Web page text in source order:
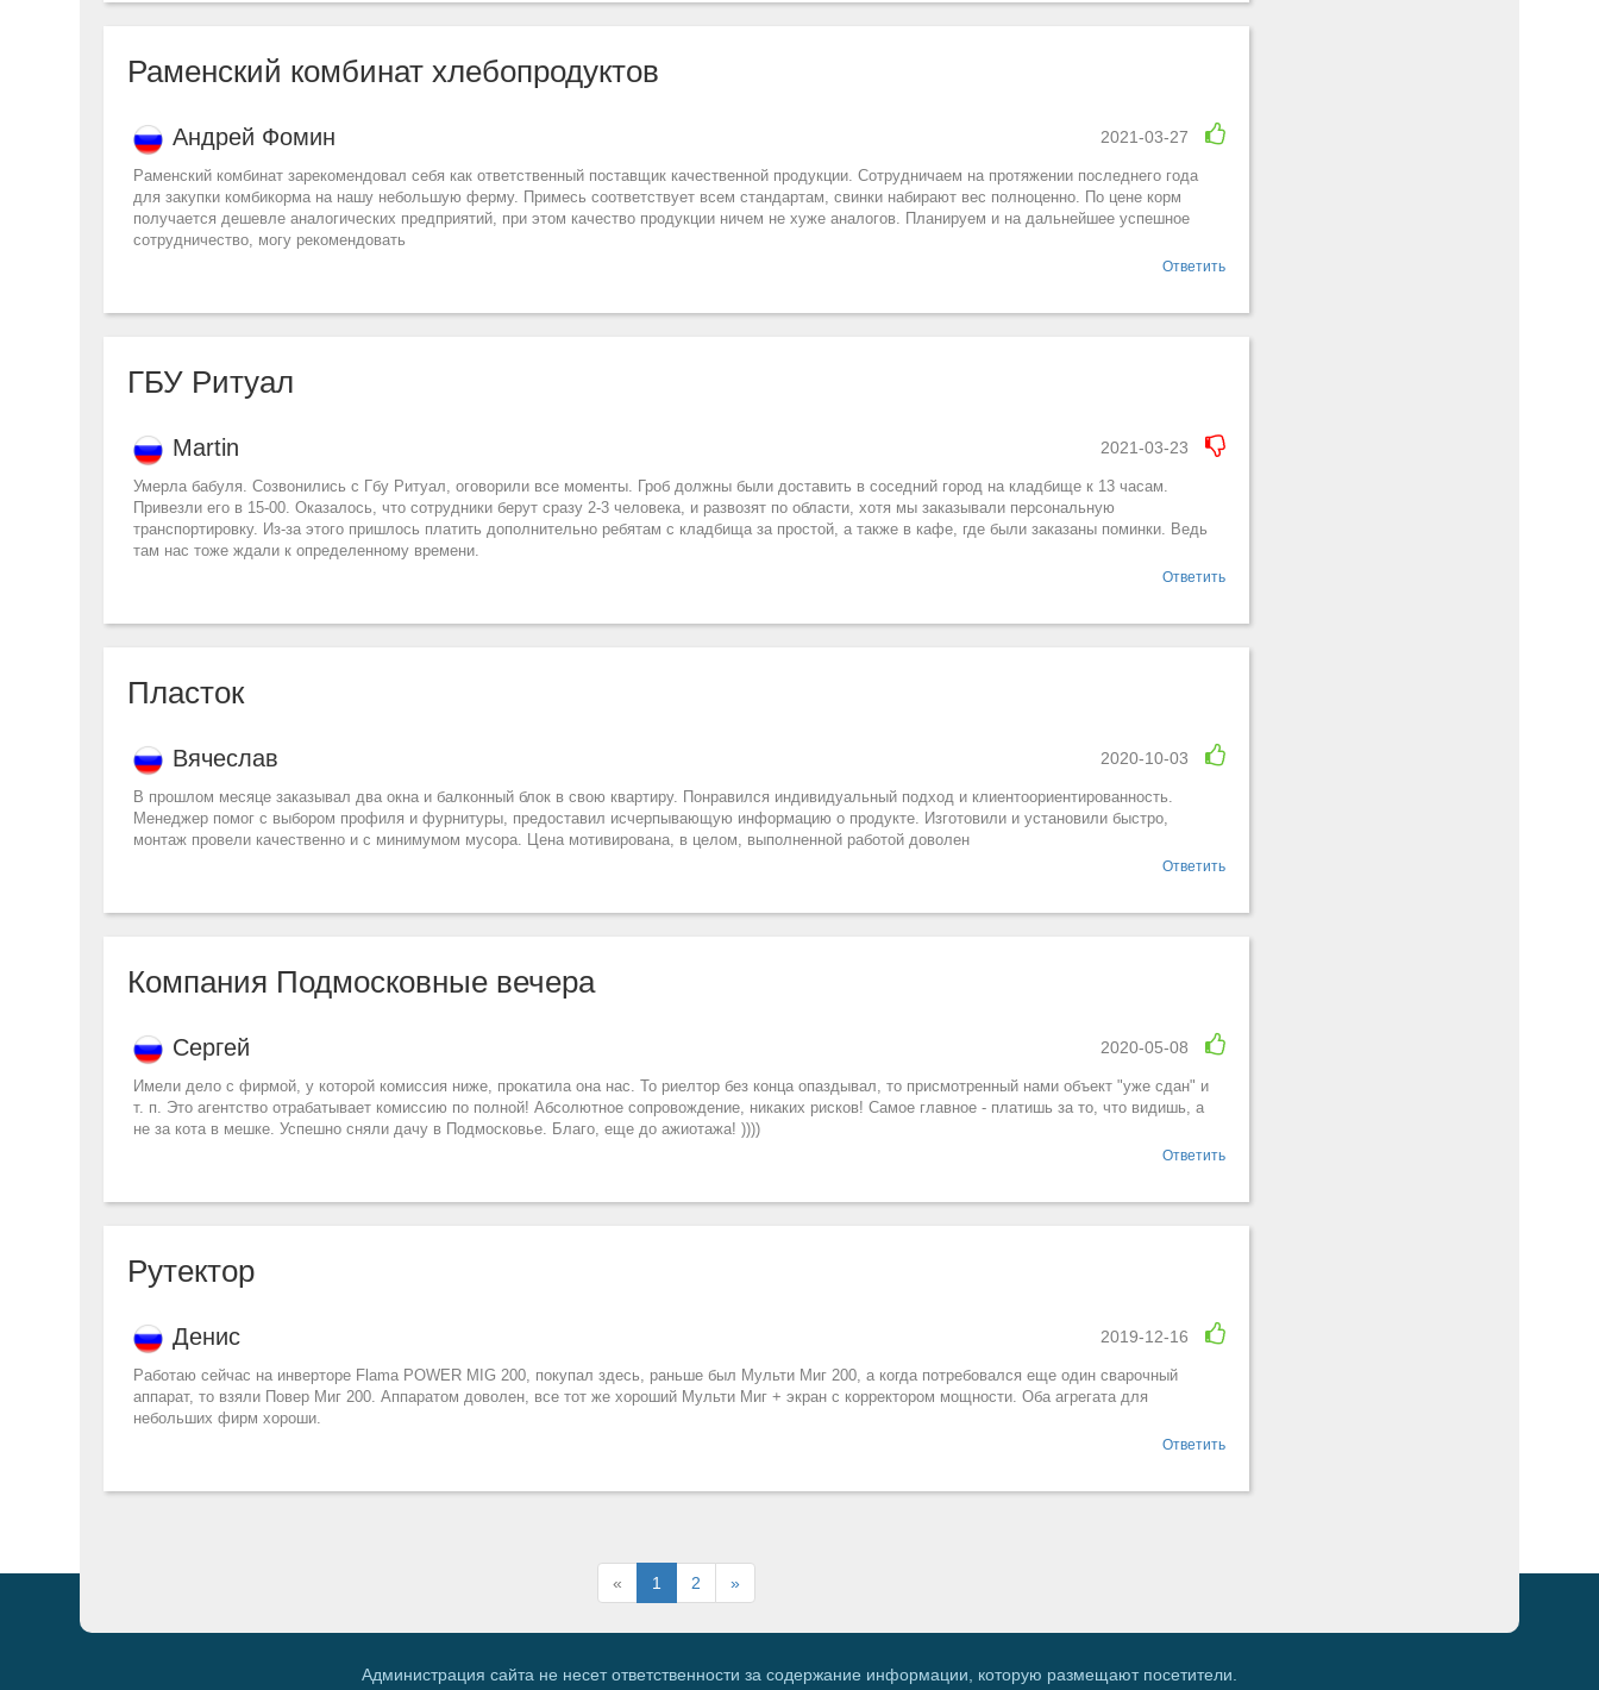
Раменский комбинат хлебопродуктов
Андрей Фомин 2021-03-27
Раменский комбинат зарекомендовал себя как ответственный поставщик качественной продукции. Сотрудничаем на протяжении последнего года
для закупки комбикорма на нашу небольшую ферму. Примесь соответствует всем стандартам, свинки набирают вес полноценно. По цене корм
получается дешевле аналогических предприятий, при этом качество продукции ничем не хуже аналогов. Планируем и на дальнейшее успешное
сотрудничество, могу рекомендовать
Ответить
ГБУ Ритуал
Martin 2021-03-23
Умерла бабуля. Созвонились с Гбу Ритуал, оговорили все моменты. Гроб должны были доставить в соседний город на кладбище к 13 часам.
Привезли его в 15-00. Оказалось, что сотрудники берут сразу 2-3 человека, и развозят по области, хотя мы заказывали персональную
транспортировку. Из-за этого пришлось платить дополнительно ребятам с кладбища за простой, а также в кафе, где были заказаны поминки. Ведь
там нас тоже ждали к определенному времени.
Ответить
Пласток
Вячеслав 2020-10-03
В прошлом месяце заказывал два окна и балконный блок в свою квартиру. Понравился индивидуальный подход и клиентоориентированность.
Менеджер помог с выбором профиля и фурнитуры, предоставил исчерпывающую информацию о продукте. Изготовили и установили быстро,
монтаж провели качественно и с минимумом мусора. Цена мотивирована, в целом, выполненной работой доволен
Ответить
Компания Подмосковные вечера
Сергей 2020-05-08
Имели дело с фирмой, у которой комиссия ниже, прокатила она нас. То риелтор без конца опаздывал, то присмотренный нами объект "уже сдан" и
т. п. Это агентство отрабатывает комиссию по полной! Абсолютное сопровождение, никаких рисков! Самое главное - платишь за то, что видишь, а
не за кота в мешке. Успешно сняли дачу в Подмосковье. Благо, еще до ажиотажа! ))))
Ответить
Рутектор
Денис 2019-12-16
Работаю сейчас на инверторе Flama POWER MIG 200, покупал здесь, раньше был Мульти Миг 200, а когда потребовался еще один сварочный
аппарат, то взяли Повер Миг 200. Аппаратом доволен, все тот же хороший Мульти Миг + экран с корректором мощности. Оба агрегата для
небольших фирм хороши.
Ответить
« 1 2 »
Администрация сайта не несет ответственности за содержание информации, которую размещают посетители.